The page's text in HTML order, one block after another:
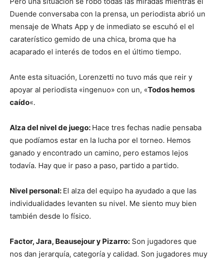
Duende conversaba con la prensa, un periodista abrió un
mensaje de Whats App y de inmediato se escuhó el el
caraterístico gemido de una chica, broma que ha
acaparado el interés de todos en el último tiempo.
Ante esta situación, Lorenzetti no tuvo más que reir y
apoyar al periodista «ingenuo» con un, «Todos hemos
caído«.
Alza del nivel de juego: Hace tres fechas nadie pensaba
que podíamos estar en la lucha por el torneo. Hemos
ganado y encontrado un camino, pero estamos lejos
todavía. Hay que ir paso a paso, partido a partido.
Nivel personal: El alza del equipo ha ayudado a que las
individualidades levanten su nivel. Me siento muy bien
también desde lo físico.
Factor, Jara, Beausejour y Pizarro: Son jugadores que
nos dan jerarquía, categoría y calidad. Son jugadores muy